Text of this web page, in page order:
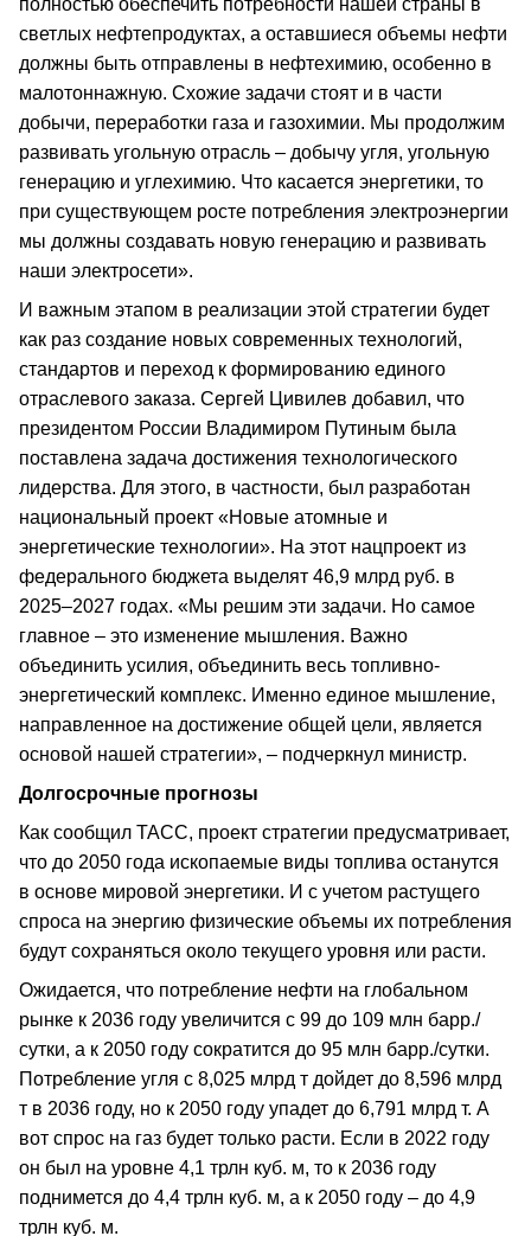
полностью обеспечить потребности нашей страны в
светлых нефтепродуктах, а оставшиеся объемы нефти
должны быть отправлены в нефтехимию, особенно в
малотоннажную. Схожие задачи стоят и в части
добычи, переработки газа и газохимии. Мы продолжим
развивать угольную отрасль – добычу угля, угольную
генерацию и углехимию. Что касается энергетики, то
при существующем росте потребления электроэнергии
мы должны создавать новую генерацию и развивать
наши электросети».
И важным этапом в реализации этой стратегии будет
как раз создание новых современных технологий,
стандартов и переход к формированию единого
отраслевого заказа. Сергей Цивилев добавил, что
президентом России Владимиром Путиным была
поставлена задача достижения технологического
лидерства. Для этого, в частности, был разработан
национальный проект «Новые атомные и
энергетические технологии». На этот нацпроект из
федерального бюджета выделят 46,9 млрд руб. в
2025–2027 годах. «Мы решим эти задачи. Но самое
главное – это изменение мышления. Важно
объединить усилия, объединить весь топливно-
энергетический комплекс. Именно единое мышление,
направленное на достижение общей цели, является
основой нашей стратегии», – подчеркнул министр.
Долгосрочные прогнозы
Как сообщил ТАСС, проект стратегии предусматривает,
что до 2050 года ископаемые виды топлива останутся
в основе мировой энергетики. И с учетом растущего
спроса на энергию физические объемы их потребления
будут сохраняться около текущего уровня или расти.
Ожидается, что потребление нефти на глобальном
рынке к 2036 году увеличится с 99 до 109 млн барр./
сутки, а к 2050 году сократится до 95 млн барр./сутки.
Потребление угля с 8,025 млрд т дойдет до 8,596 млрд
т в 2036 году, но к 2050 году упадет до 6,791 млрд т. А
вот спрос на газ будет только расти. Если в 2022 году
он был на уровне 4,1 трлн куб. м, то к 2036 году
поднимется до 4,4 трлн куб. м, а к 2050 году – до 4,9
трлн куб. м.